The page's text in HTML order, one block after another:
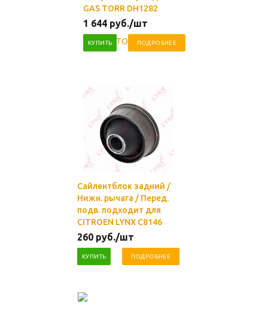
GAS TORR DH1282
1 644 руб./шт
КУПИТЬ ПОДРОБНЕЕ
Сайлентблок задний /
Нижн. рычага / Перед.
подв. подходит для
CITROEN LYNX C8146
260 руб./шт
КУПИТЬ ПОДРОБНЕЕ